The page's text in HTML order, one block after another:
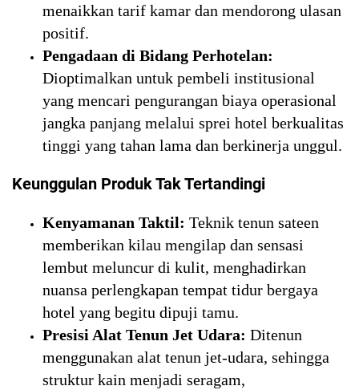
menaikkan tarif kamar dan mendorong ulasan
positif.
Pengadaan di Bidang Perhotelan:
Dioptimalkan untuk pembeli institusional
yang mencari pengurangan biaya operasional
jangka panjang melalui sprei hotel berkualitas
tinggi yang tahan lama dan berkinerja unggul.
Keunggulan Produk Tak Tertandingi
Kenyamanan Taktil: Teknik tenun sateen
memberikan kilau mengilap dan sensasi
lembut meluncur di kulit, menghadirkan
nuansa perlengkapan tempat tidur bergaya
hotel yang begitu dipuji tamu.
Presisi Alat Tenun Jet Udara: Ditenun
menggunakan alat tenun jet-udara, sehingga
struktur kain menjadi seragam,